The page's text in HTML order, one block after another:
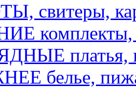
свитеры,
комплекты,
белье,